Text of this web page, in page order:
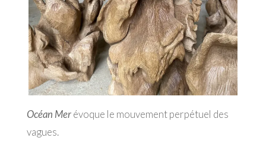
Océan Merévoque le mouvement perpétuel des
vagues.